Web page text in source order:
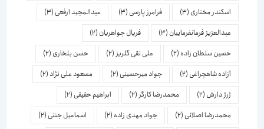
اسكندر مختاری(3) فرامرز پارسی(3) عبدالمجید ارفعی(3)
عبدالعزیز فرمانفرماییان(3) فریال جواهریان(2)
حسین سلطان زاده(2) علی نقی گلریز(2) حسن بلخاری(2)
آزاده شاهچراغی(2) جواد میرحسینی(2) مسعود علی نژاد (2)
ژرژ دارش(2) محمدرضا کارگر(2) ابراهیم حقیقی(2)
محمدرضا اصلانی(2) جواد مهدی زاده(2) اسماعیل جنتی(2)